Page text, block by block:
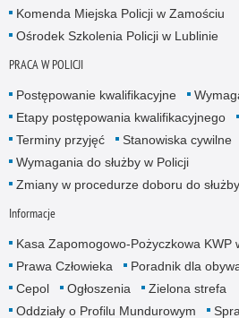
Komenda Miejska Policji w Zamościu
Ośrodek Szkolenia Policji w Lublinie
PRACA W POLICJI
Postępowanie kwalifikacyjne
Etapy postępowania kwalifikacyjnego
Terminy przyjęć
Stanowiska cywilne
Wymagania do służby w Policji
Zmiany w procedurze doboru do
Informacje
Kasa Zapomogowo-Pożyczkowa KWP
Prawa Człowieka
Poradnik dla
Cepol
Ogłoszenia
Zielona strefa
Oddziały o Profilu Mundurowym